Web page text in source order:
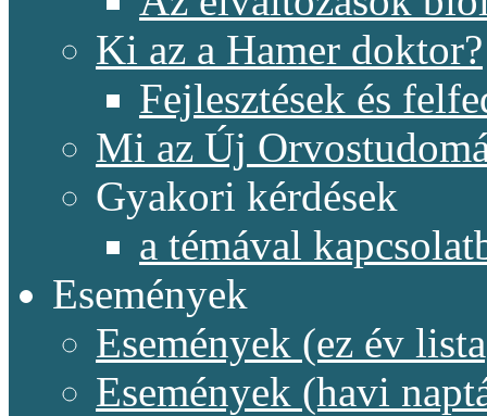
Ki az a Hamer doktor?
Fejlesztések és
Mi az Új
Gyakori kérdések
a témával
Események
Események (ez év
Események (havi